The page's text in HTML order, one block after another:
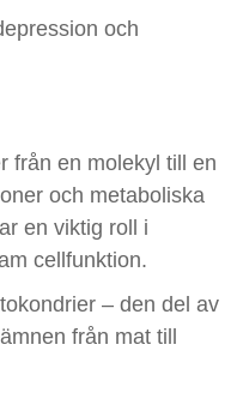
och
från en molekyl till en
och metaboliska
en viktig roll i
cellfunktion.
– den del av
från mat till